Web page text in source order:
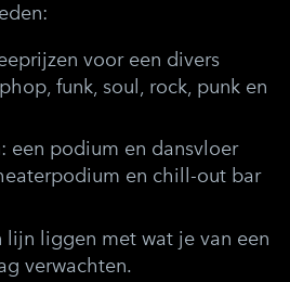
voor een divers
funk, soul, rock, punk en
een podium en dansvloer
en chill-out bar
lijn liggen met wat je van een
verwachten.